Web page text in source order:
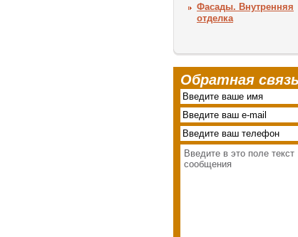
Фасады. Внутренняя
отделка
Обратная связь